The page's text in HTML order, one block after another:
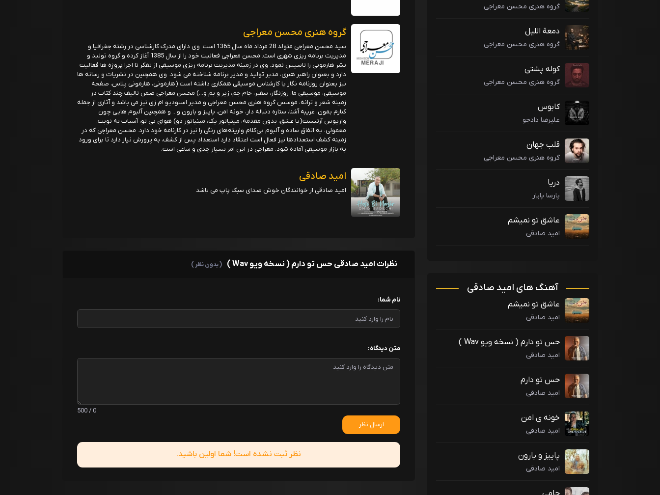
گروه هنری محسن معراجی
دمعة‌ اللیل
گروه هنری محسن معراجی
کوله پشتی
گروه هنری محسن معراجی
کابوس
علیرضا دادجو
قلب جهان
گروه هنری محسن معراجی
دریا
پارسا پایار
عاشق تو نمیشم
امید صادقی
آهنگ های امید صادقی
عاشق تو نمیشم
امید صادقی
حس تو دارم ( نسخه ویو Wav )
امید صادقی
حس تو دارم
امید صادقی
خونه ی امن
امید صادقی
پاییز و بارون
امید صادقی
گروه هنری محسن معراجی
سید محسن معراجی متولد 28 مرداد ماه سال 1365 است. وی دارای مدرک کارشناسی در رشته جغرافیا و
مدیریت برنامه ریزی شهری است. محسن معراجی فعالیت خود را از سال 1385 آغاز کرده و گروه تولید و
نشر هارمونی را تاسیس نمود. وی در زمینه مدیریت برنامه ریزی موسیقی از تفکر تا اجرا پروژه ها فعالیت
دارد و بعنوان راهبر هنری، مدیر تولید و مدیر برنامه شناخته می شود. وی همچنین در نشریات و رسانه ها
نیز بعنوان روزنامه نگار یا کارشناس موسیقی همکاری داشته است.(هارمونی، هارمونی پلاس، صفحه
موسیقی، موسیقی ما، روزنگار، سفیر، جام جم، زیر و بم و...) محسن معراجی ضمن تالیف چند کتاب در
زمینه شعر و ترانه، موسس گروه هنری محسن معراجی و مدیر استودیو ام زی نیز می باشد و آثاری از جمله
کنارم بمون، غریبه آشنا، ستاره دنباله دار، خونه امن، پاییز و بارون و... و همچنین آلبوم هایی چون
واریوس آرتیست(یا عشق، بدون مقدمه، مینیاتور یک، مینیاتور دو) هوای بی تو، آسیاب به نوبت،
معمولی، یه اتفاق ساده و آلبوم بی‌کلام واریته‌های رنگی را نیز در کارنامه خود دارد. محسن معراجی که در
زمینه کشف استعدادها نیز فعال است اعتقاد دارد استعداد پس از کشف، به پرورش نیاز دارد تا برای ورود
به بازار موسیقی آماده شود. معراجی در این امر بسیار جدی و ساعی است.
امید صادقی
امید صادقی از خوانندگان خوش صدای سبک پاپ می باشد
نظرات امید صادقی حس تو دارم ( نسخه ویو Wav ) ( بدون نظر )
نام شما:
متن دیدگاه:
0 / 500
ارسال نظر
نظر ثبت نشده است! شما اولین باشید.